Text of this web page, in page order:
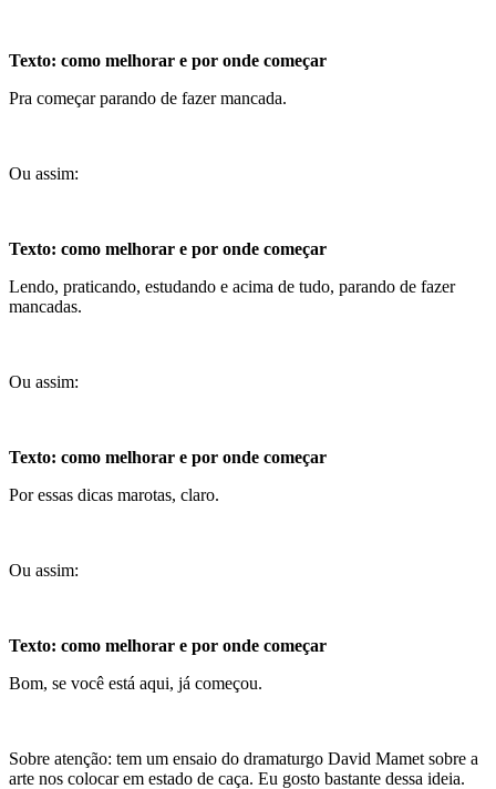
Texto: como melhorar e por onde começar
Pra começar parando de fazer mancada.
Ou assim:
Texto: como melhorar e por onde começar
Lendo, praticando, estudando e acima de tudo, parando de fazer
mancadas.
Ou assim:
Texto: como melhorar e por onde começar
Por essas dicas marotas, claro.
Ou assim:
Texto: como melhorar e por onde começar
Bom, se você está aqui, já começou.
Sobre atenção: tem um ensaio do dramaturgo David Mamet sobre a
arte nos colocar em estado de caça. Eu gosto bastante dessa ideia.